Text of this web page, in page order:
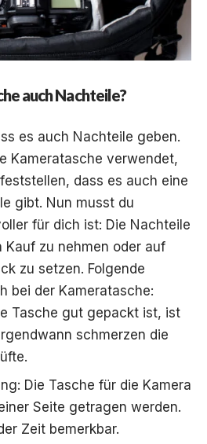
auch Nachteile?
es auch Nachteile geben.
Kameratasche verwendet,
dass es auch eine
gibt. Nun musst du
für dich ist: Die Nachteile
Kauf zu nehmen oder auf
zu setzen. Folgende
bei der Kameratasche:
Tasche gut gepackt ist, ist
schmerzen die
Die Tasche für die Kamera
Seite getragen werden.
Zeit bemerkbar.